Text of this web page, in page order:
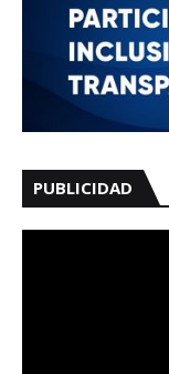
PUBLICIDAD